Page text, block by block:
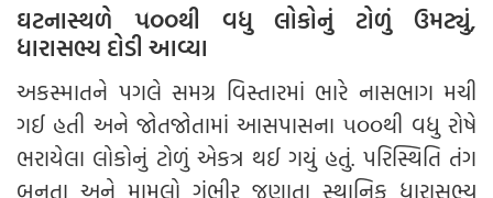
ઘટનાસ્થળે ૫૦૦થી વધુ લોકોનું ટોળું ઉમટ્યું,
ધારાસભ્ય દોડી આવ્યા
અકસ્માતને પગલે સમગ્ર વિસ્તારમાં ભારે નાસભાગ મચી
ગઈ હતી અને જોતજોતામાં આસપાસના ૫૦૦થી વધુ રોષે
ભરાયેલા લોકોનું ટોળું એકત્ર થઈ ગયું હતું. પરિસ્થિતિ તંગ
બનતા અને મામલો ગંભીર જણાતા સ્થાનિક ધારાસભ્ય